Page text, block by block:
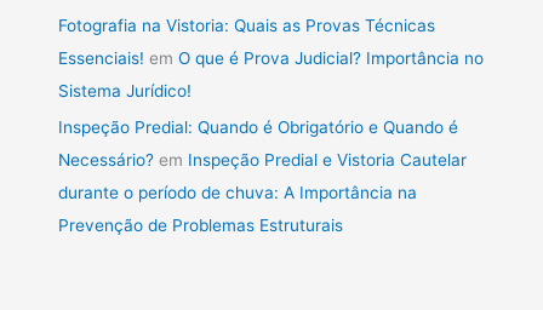
Fotografia na Vistoria: Quais as Provas Técnicas
Essenciais! emO que é Prova Judicial? Importância no
Sistema Jurídico!
Inspeção Predial: Quando é Obrigatório e Quando é
Necessário? em Inspeção Predial e Vistoria Cautelar
durante o período de chuva: A Importância na
Prevenção de Problemas Estruturais